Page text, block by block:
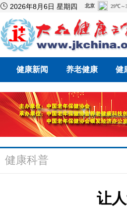
 2026年8月6日 星期四
健康新闻 养老健康 健
健康科普
让